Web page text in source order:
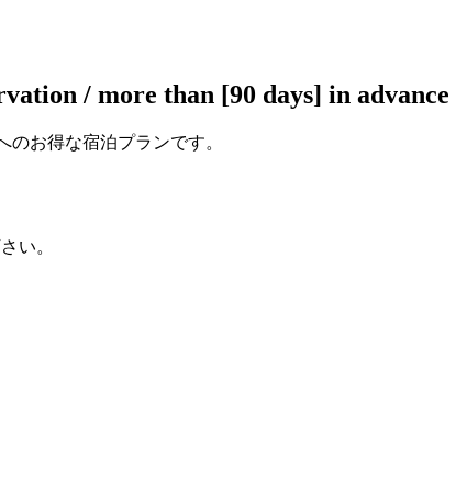
/ more than [90 days] in advance
のお得な宿泊プランです。
い。